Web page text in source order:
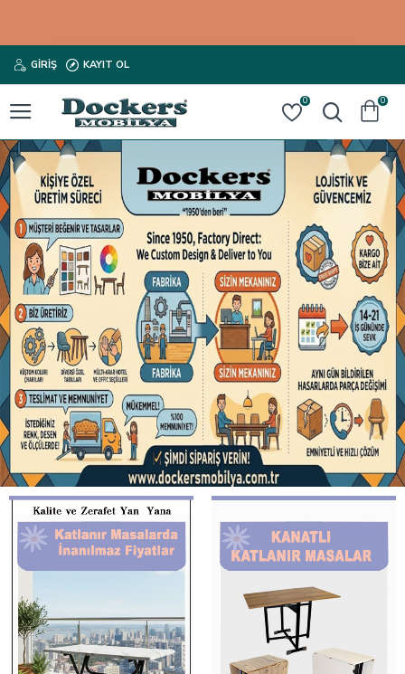
GIRIŞ KAYIT OL
0 0